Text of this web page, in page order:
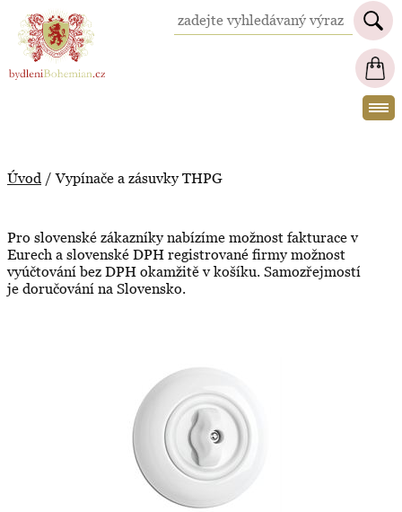
BydleniBohemian.cz
Úvod /Vypínače a zásuvky THPG
Pro slovenské zákazníky nabízíme možnost fakturace v
Eurech a slovenské DPH registrované firmy možnost
vyúčtování bez DPH okamžitě v košíku. Samozřejmostí
je doručování na Slovensko.